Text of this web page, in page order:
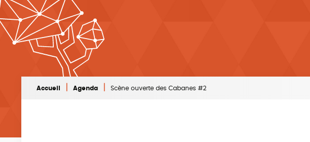
Accueil Agenda Scène ouverte des Cabanes #2